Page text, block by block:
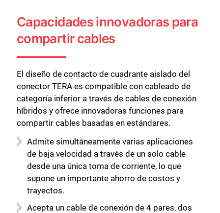
Capacidades innovadoras para
compartir cables
El diseño de contacto de cuadrante aislado del
conector TERA es compatible con cableado de
categoría inferior a través de cables de conexión
híbridos y ofrece innovadoras funciones para
compartir cables basadas en estándares.
Admite simultáneamente varias aplicaciones
de baja velocidad a través de un solo cable
desde una única toma de corriente, lo que
supone un importante ahorro de costos y
trayectos.
Acepta un cable de conexión de 4 pares, dos